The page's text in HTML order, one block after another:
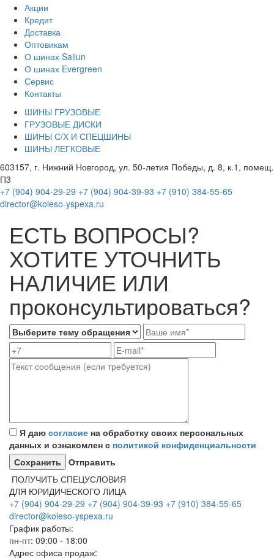
Акции
Кредит
Доставка
Оптовикам
О шинах Sailun
О шинах Evergreen
Сервис
Контакты
ШИНЫ ГРУЗОВЫЕ
ГРУЗОВЫЕ ДИСКИ
ШИНЫ С/Х И СПЕЦШИНЫ
ШИНЫ ЛЕГКОВЫЕ
603157, г. Нижний Новгород, ул. 50-летия Победы, д. 8, к.1, помещ.
П3
+7 (904) 904-29-29 +7 (904) 904-39-93 +7 (910) 384-55-65
director@koleso-yspexa.ru
ЕСТЬ ВОПРОСЫ?
ХОТИТЕ УТОЧНИТЬ
НАЛИЧИЕ ИЛИ
проконсультироваться?
Я даю согласие на обработку своих персональных
данных и ознакомлен с политикой конфиденциальности
Отправить
ПОЛУЧИТЬ СПЕЦУСЛОВИЯ
ДЛЯ ЮРИДИЧЕСКОГО ЛИЦА
+7 (904) 904-29-29 +7 (904) 904-39-93 +7 (910) 384-55-65
director@koleso-yspexa.ru
График работы:
пн-пт: 09:00 - 18:00
Адрес офиса продаж: